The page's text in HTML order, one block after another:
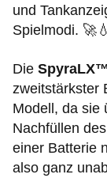
und
Spielmodi. 🚀💧
Die SpyraLX™
zweitstärkster
Modell, da sie
Nachfüllen
einer Batterie
also ganz